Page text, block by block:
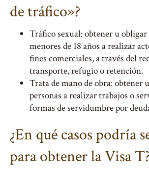
de tráfico»?
Tráfico sexual: obtener u obligar
menores de 18 años a realizar
fines comerciales, a través del
transporte, refugio o retención.
Trata de mano de obra: obtener
personas a realizar trabajos o
formas de servidumbre por
¿En qué casos podría
para obtener la Visa